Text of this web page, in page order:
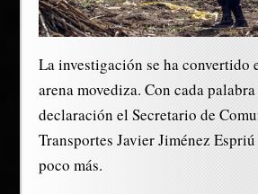
La investigación se ha convertido
arena movediza. Con cada
declaración el Secretario de
Transportes Javier Jiménez
poco más.